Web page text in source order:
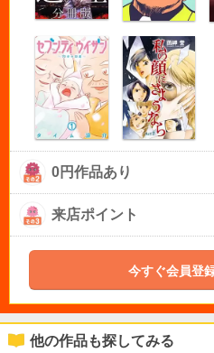
0円作品あり
来店ポイント
今すぐ会員登
他の作品も探してみる